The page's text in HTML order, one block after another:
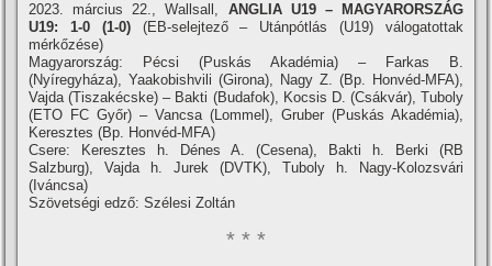
2023. március 22., Wallsall, ANGLIA U19 – MAGYARORSZÁG
U19: 1-0 (1-0)(EB-selejtező – Utánpótlás (U19) válogatottak
mérkőzése)
Magyarország: Pécsi (Puskás Akadémia) – Farkas B.
(Nyíregyháza), Yaakobishvili (Girona), Nagy Z. (Bp. Honvéd-MFA),
Vajda (Tiszakécske) – Bakti (Budafok), Kocsis D. (Csákvár), Tuboly
(ETO FC Győr) – Vancsa (Lommel), Gruber (Puskás Akadémia),
Keresztes (Bp. Honvéd-MFA)
Csere: Keresztes h. Dénes A. (Cesena), Bakti h. Berki (RB
Salzburg), Vajda h. Jurek (DVTK), Tuboly h. Nagy-Kolozsvári
(Iváncsa)
Szövetségi edző: Szélesi Zoltán
* * *